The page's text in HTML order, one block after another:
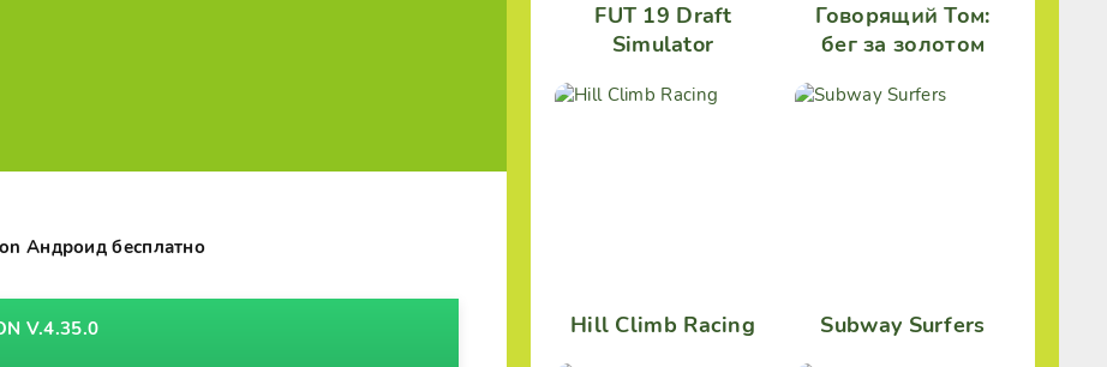
Андроид бесплатно
V.4.35.0
FUT 19 Draft
Simulator
Говорящий Том:
бег за золотом
Hill Climb Racing Subway Surfers